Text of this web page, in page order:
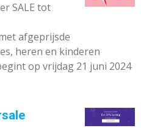
SALE tot
afgeprijsde
heren en kinderen
op vrijdag 21 juni 2024